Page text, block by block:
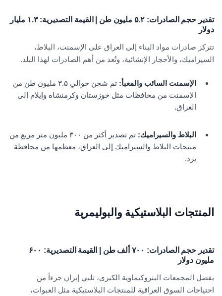
تقدير حجم الصادرات: ۵.۲ مليون طن | القيمة التصديرية: ۱.۳ مليار
دولار
تتركز صادرات مواد البناء إلى العراق على الإسمنت، البلاط،
السيراميك، والأحجار الإنشائية، وتُعد من أهم الصادرات لهذا البلد.
الإسمنت السائب والمعبأ:
تم شحن حوالي ۳.۵ مليون طن من
الإسمنت من محافظات مثل خوزستان وكرمنشاه وإيلام إلى
العراق.
البلاط والسيراميك:
تم تصدير أكثر من ٣٠٠ مليون متر مربع من
منتجات البلاط والسيراميك إلى العراق، معظمها من محافظة
يزد.
المنتجات البلاستيكية والبوليمرية
تقدير حجم الصادرات: ۷۰۰ ألف طن | القيمة التصديرية: ۶۰۰
مليون دولار
بفضل المجمعات البتروكيماوية الكبرى، تلبي إيران جزءاً من
احتياجات السوق العراقية للمنتجات البلاستيكية مثل العبوات،